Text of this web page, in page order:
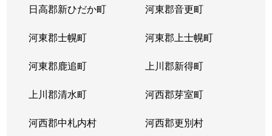
日高郡新ひだか町 河東郡音更町
河東郡士幌町 河東郡上士幌町
河東郡鹿追町 上川郡新得町
上川郡清水町 河西郡芽室町
河西郡中札内村 河西郡更別村